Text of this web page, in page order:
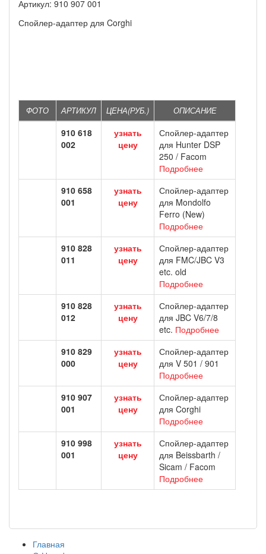
Артикул: 910 907 001
Спойлер-адаптер для Corghi
ФОТО АРТИКУЛ ЦЕНА(РУБ.) ОПИСАНИЕ
910 618
002
узнать
цену
Спойлер-адаптер
для Hunter DSP
250 / Facom
Подробнее
910 658
001
узнать
цену
Спойлер-адаптер
для Mondolfo
Ferro (New)
Подробнее
910 828
011
узнать
цену
Спойлер-адаптер
для FMC/JBC V3
etc. old
Подробнее
910 828
012
узнать
цену
Спойлер-адаптер
для JBC V6/7/8
etc. Подробнее
910 829
000
узнать
цену
Спойлер-адаптер
для V 501 / 901
Подробнее
910 907
001
узнать
цену
Спойлер-адаптер
для Corghi
Подробнее
910 998
001
узнать
цену
Спойлер-адаптер
для Beissbarth /
Sicam / Facom
Подробнее
Главная